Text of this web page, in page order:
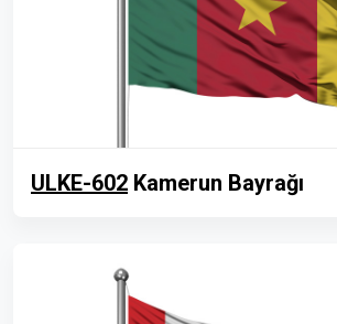
ULKE-602 Kamerun Bayrağı